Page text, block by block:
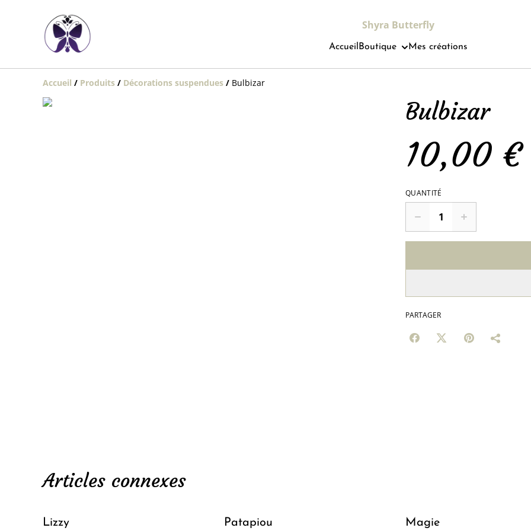
Shyra Butterfly
Accueil Boutique Mes créations
Accueil / Produits / Décorations suspendues / Bulbizar
Bulbizar
10,00 €
QUANTITÉ
PARTAGER
Articles connexes
Lizzy Patapiou Magie